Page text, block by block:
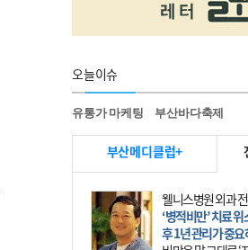
오늘이슈
유통가 마케팅 부산바다축제
부산메디클럽+
웰니스병원 외과
‘병적비만’ 치료
후 1년 관리가 중